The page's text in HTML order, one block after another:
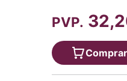
PVP.
Comprar